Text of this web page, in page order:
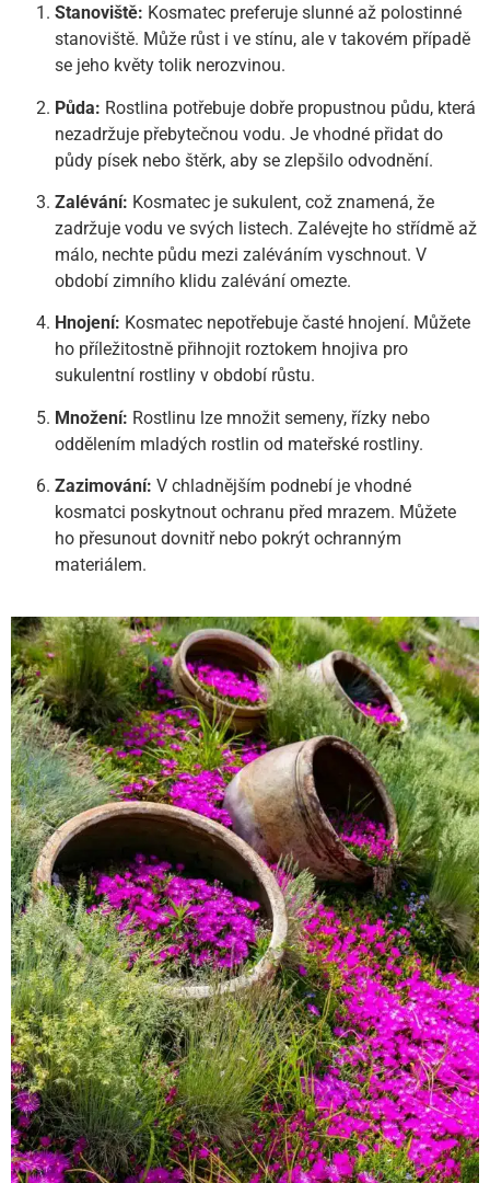
Stanoviště: Kosmatec preferuje slunné až polostinné
stanoviště. Může růst i ve stínu, ale v takovém případě
se jeho květy tolik nerozvinou.
Půda: Rostlina potřebuje dobře propustnou půdu, která
nezadržuje přebytečnou vodu. Je vhodné přidat do
půdy písek nebo štěrk, aby se zlepšilo odvodnění.
Zalévání: Kosmatec je sukulent, což znamená, že
zadržuje vodu ve svých listech. Zalévejte ho střídmě až
málo, nechte půdu mezi zaléváním vyschnout. V
období zimního klidu zalévání omezte.
Hnojení: Kosmatec nepotřebuje časté hnojení. Můžete
ho příležitostně přihnojit roztokem hnojiva pro
sukulentní rostliny v období růstu.
Množení: Rostlinu lze množit semeny, řízky nebo
oddělením mladých rostlin od mateřské rostliny.
Zazimování: V chladnějším podnebí je vhodné
kosmatci poskytnout ochranu před mrazem. Můžete
ho přesunout dovnitř nebo pokrýt ochranným
materiálem.